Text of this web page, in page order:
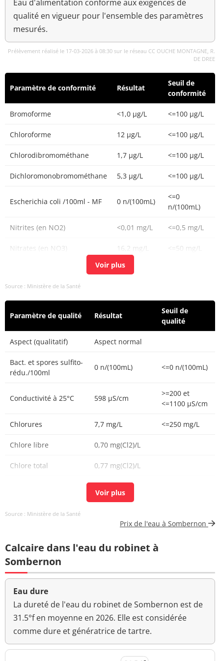
Eau d'alimentation conforme aux exigences de
qualité en vigueur pour l'ensemble des paramètres
mesurés.
Prélèvement réalisé le 17-03-2026 à 08:30 sur le réseau CC OUCHE MONTAGNE, R.
DE DREE
Paramètre de conformité Résultat
Seuil de
conformité
Bromoforme <1,0 µg/L <=100 µg/L
Chloroforme 12 µg/L <=100 µg/L
Chlorodibromométhane 1,7 µg/L <=100 µg/L
Dichloromonobromométhane 5,3 µg/L <=100 µg/L
Escherichia coli /100ml - MF 0 n/(100mL)
<=0
n/(100mL)
Nitrites (en NO2) <0,01 mg/L <=0,5 mg/L
Nitrates (en NO3) 16,2 mg/L <=50 mg/L
Entérocoques /100ml-MS 0 n/(100mL)
Trihalométhanes (4
Source : Ministère de la Santé
Paramètre de qualité Résultat
Seuil de
qualité
Aspect (qualitatif) Aspect normal
Bact. et spores sulfito-
rédu./100ml
0 n/(100mL) <=0 n/(100mL)
Conductivité à 25°C 598 µS/cm
>=200 et
<=1100 µS/cm
Chlorures 7,7 mg/L <=250 mg/L
Chlore libre 0,70 mg(Cl2)/L
Chlore total 0,77 mg(Cl2)/L
1,05 mg(C)/L
changement
Bactéries coliformes
Bact. aér. revivifiables
à 22°-68h
Bact. aér. revivifiables
à 36°-44h
10 n/mL
Ammonium (en NH4) <0,01 mg/L <=0,1 mg/L
Source : Ministère de la Santé
Prix de l'eau à Sombernon
Calcaire dans l'eau du robinet à
Sombernon
Eau dure
La dureté de l'eau du robinet de Sombernon est de
31.5°f en moyenne en 2026. Elle est considérée
comme dure et génératrice de tartre.